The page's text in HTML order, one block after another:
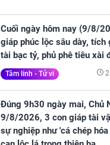
Cuối ngày hôm nay (9/8/
giáp phúc lộc sâu dày, tích
tài bạc tỷ, phủ phê tiêu xài
Tâm linh - Tử vi 2
Đúng 9h30 ngày mai, Chủ
9/8/2026, 3 con giáp tài
sự nghiệp như 'cá chép